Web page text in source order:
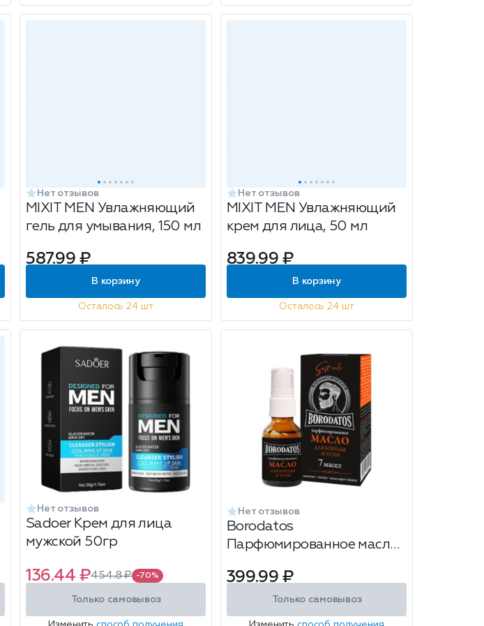
Нет отзывов
MIXIT MEN Увлажняющий
гель для умывания, 150 мл
587.99 ₽
В корзину
Осталось 24 шт
Нет отзывов
MIXIT MEN Увлажняющий
крем для лица, 50 мл
839.99 ₽
В корзину
Осталось 24 шт
Нет отзывов
Sadoer Крем для лица
мужской 50гр
136.44 ₽454.8 ₽ -70%
Только самовывоз
Нет отзывов
Borodatos
Парфюмированное масло
399.99 ₽
Только самовывоз